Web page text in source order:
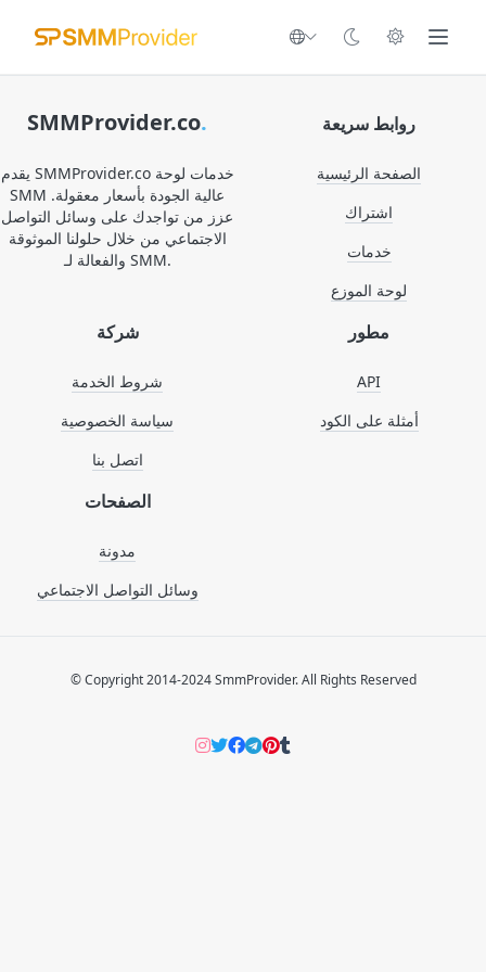
SMMProvider.co.
يقدم SMMProvider.co خدمات لوحة
SMM عالية الجودة بأسعار معقولة.
عزز من تواجدك على وسائل التواصل
الاجتماعي من خلال حلولنا الموثوقة
والفعالة لـ SMM.
روابط سريعة
الصفحة الرئيسية
اشتراك
خدمات
لوحة الموزع
شركة
شروط الخدمة
سياسة الخصوصية
اتصل بنا
مطور
API
أمثلة على الكود
الصفحات
مدونة
وسائل التواصل الاجتماعي
© Copyright 2014-2024 SmmProvider. All Rights Reserved
Instagram
Twitter
Facebook
Telegram
Pinterers
Tumblr